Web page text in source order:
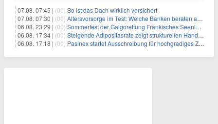
07.08. 07:45 | (00) So ist das Dach wirklich versichert
07.08. 07:30 | (00) Altersvorsorge im Test: Welche Banken beraten am besten?
06.08. 23:29 | (00) Sommerfest der Galgorettung Fränkisches Seenland und Hundespieltag
06.08. 17:34 | (00) Steigende Adipositasrate zeigt strukturellen Handlungsbedarf bei der Ernährung schulpflichtiger Kinder
06.08. 17:18 | (00) Pasinex startet Ausschreibung für hochgradiges Zinksulfidkonzentrat mit Germanium- und Silbergehalten und stellt ein Betriebsupdate bereit